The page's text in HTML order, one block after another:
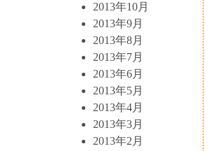
2013年10月
2013年9月
2013年8月
2013年7月
2013年6月
2013年5月
2013年4月
2013年3月
2013年2月